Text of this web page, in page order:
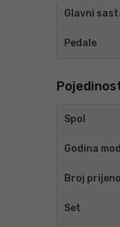
Glavni
Pedale
Spol
Godina
Broj
Set